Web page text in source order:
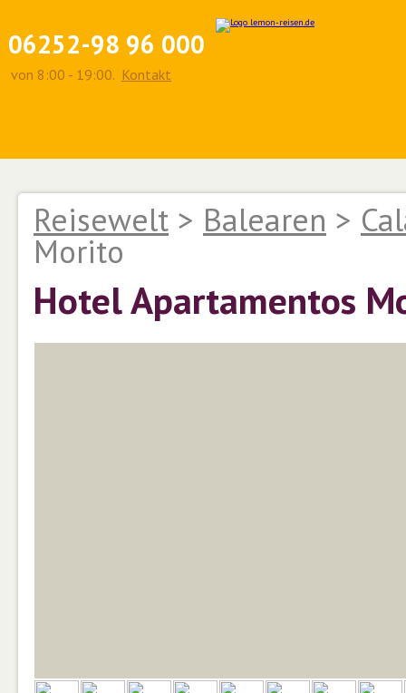
06252-98 96 000
von 8:00 - 19:00. Kontakt
Reisewelt > Balearen >
Morito
Hotel Apartamentos